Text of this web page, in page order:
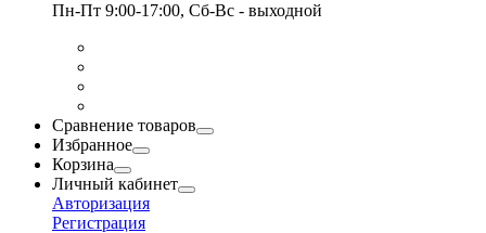
Пн-Пт 9:00-17:00, Сб-Вс - выходной
Сравнение товаров
Избранное
Корзина
Личный кабинет
Авторизация
Регистрация